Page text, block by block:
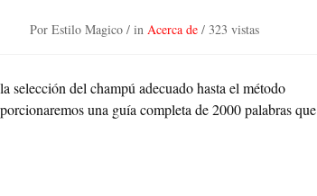
Por Estilo Magico / in Acerca de / 323 vistas
selección del champú adecuado hasta el método
una guía completa de 2000 palabras que